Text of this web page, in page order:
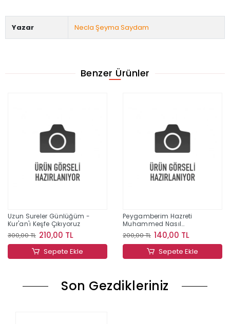
Yazar Necla Şeyma Saydam
Benzer Ürünler
Uzun Sureler Günlüğüm -
Kur'an'ı Keşfe Çıkıyoruz
300,00 TL 210,00 TL
Sepete Ekle
Peygamberim Hazreti
Muhammed Nasıl
Biriydi?;Eren'in Akıllıca
Soruları
200,00 TL 140,00 TL
Sepete Ekle
Son Gezdikleriniz